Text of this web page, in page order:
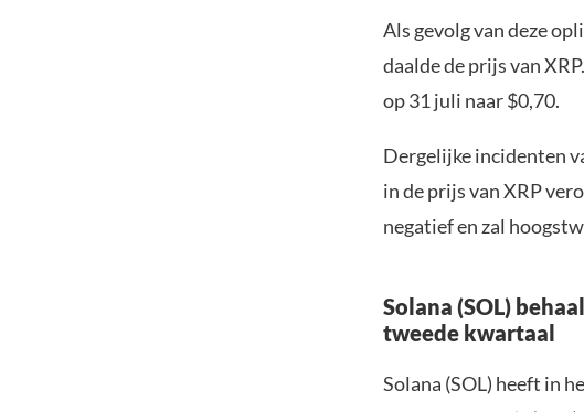
Als gevolg van deze
daalde de prijs van
op 31 juli naar $0,70.
Dergelijke incidenten
in de prijs van XRP
negatief en zal
Solana (SOL)
tweede kwartaal
Solana (SOL) heeft in